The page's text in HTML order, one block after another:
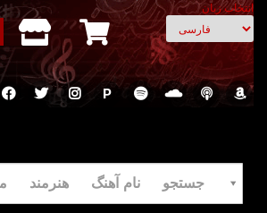
انتخاب زبان
P
جستجو نام آهنگ هنرمند